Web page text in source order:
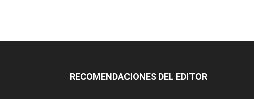
RECOMENDACIONES DEL EDITOR